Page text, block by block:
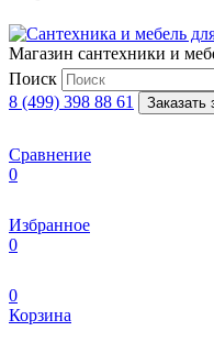
Магазин сантехники и
Поиск
8 (499) 398 88 61 Заказать
Сравнение
0
Избранное
0
0
Корзина